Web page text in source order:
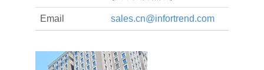
Email sales.cn@infortrend.com